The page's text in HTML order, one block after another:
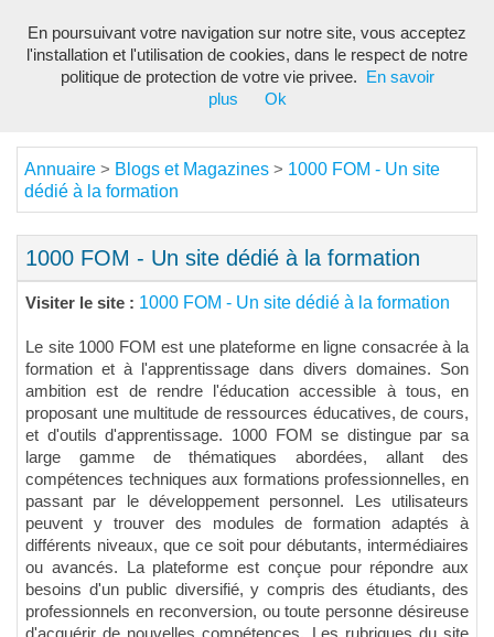
Annuaire > Blogs et Magazines > 1000 FOM - Un site
dédié à la formation
1000 FOM - Un site dédié à la formation
Visiter le site : 1000 FOM - Un site dédié à la formation
Le site 1000 FOM est une plateforme en ligne consacrée à la
formation et à l'apprentissage dans divers domaines. Son
ambition est de rendre l'éducation accessible à tous, en
proposant une multitude de ressources éducatives, de cours,
et d'outils d'apprentissage. 1000 FOM se distingue par sa
large gamme de thématiques abordées, allant des
compétences techniques aux formations professionnelles, en
passant par le développement personnel. Les utilisateurs
peuvent y trouver des modules de formation adaptés à
différents niveaux, que ce soit pour débutants, intermédiaires
ou avancés. La plateforme est conçue pour répondre aux
besoins d'un public diversifié, y compris des étudiants, des
professionnels en reconversion, ou toute personne désireuse
d'acquérir de nouvelles compétences. Les rubriques du site
En poursuivant votre navigation sur notre site, vous acceptez
l'installation et l'utilisation de cookies, dans le respect de notre
politique de protection de votre vie privee.
En savoir
plus
Ok